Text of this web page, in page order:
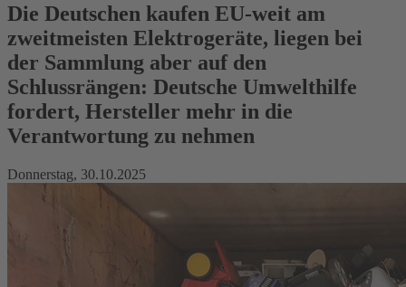
Die Deutschen kaufen EU-weit am
zweitmeisten Elektrogeräte, liegen bei
der Sammlung aber auf den
Schlussrängen: Deutsche Umwelthilfe
fordert, Hersteller mehr in die
Verantwortung zu nehmen
Donnerstag, 30.10.2025